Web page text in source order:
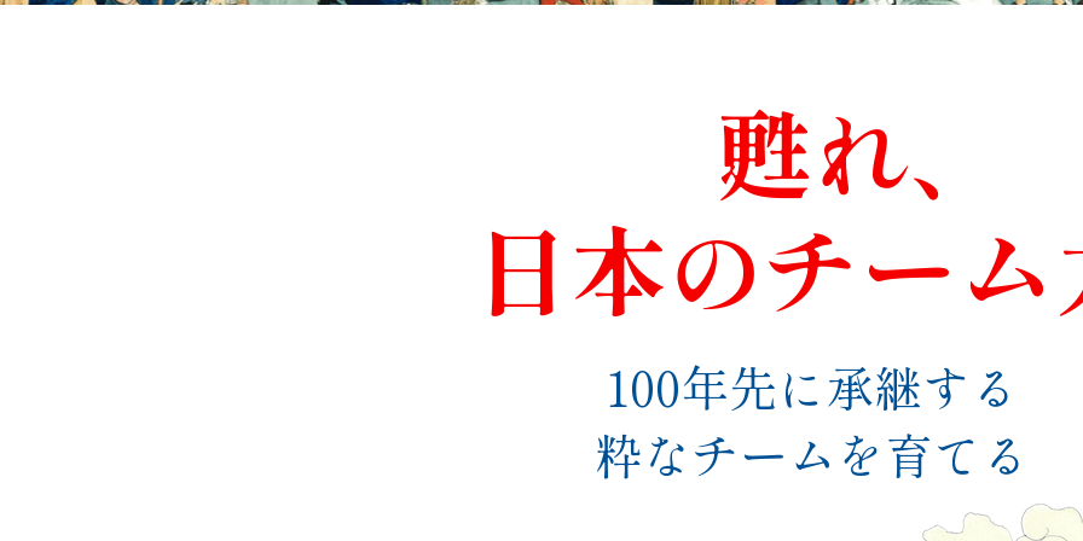
甦れ、
日本のチー
100年先に承継する
粋なチームを育てる